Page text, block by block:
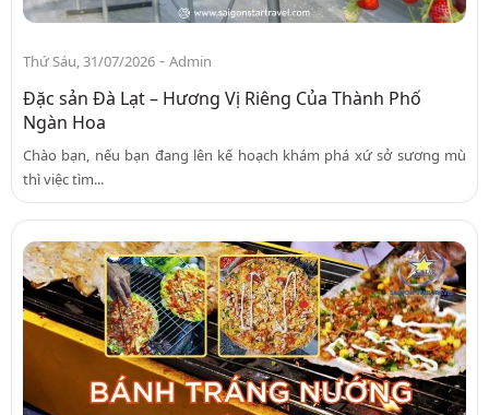
Thứ Sáu, 31/07/2026 - Admin
Đặc sản Đà Lạt – Hương Vị Riêng Của Thành Phố
Ngàn Hoa
Chào bạn, nếu bạn đang lên kế hoạch khám phá xứ sở sương mù
thì việc tìm...